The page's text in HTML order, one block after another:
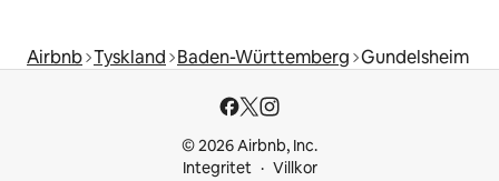
Airbnb Tyskland Baden-Württemberg Gundelsheim
© 2026 Airbnb, Inc.
Integritet
Villkor